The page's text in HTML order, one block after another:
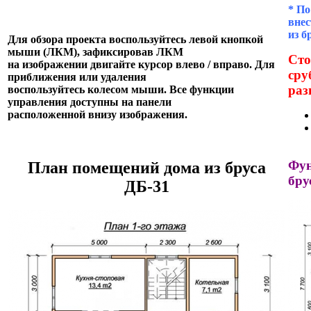
Для обзора проекта воспользуйтесь левой кнопкой
мыши (ЛКМ), зафиксировав ЛКМ
на изображении двигайте курсор влево / вправо. Для
приближения или удаления
воспользуйтесь колесом мыши. Все функции
управления доступны на панели
расположенной внизу изображения.
План помещений дома из бруса
ДБ-31
*
из